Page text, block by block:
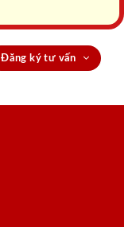
Đăng ký tư vấn